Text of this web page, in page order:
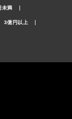
未満
3億円以上